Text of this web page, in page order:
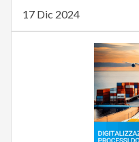
17 Dic 2024